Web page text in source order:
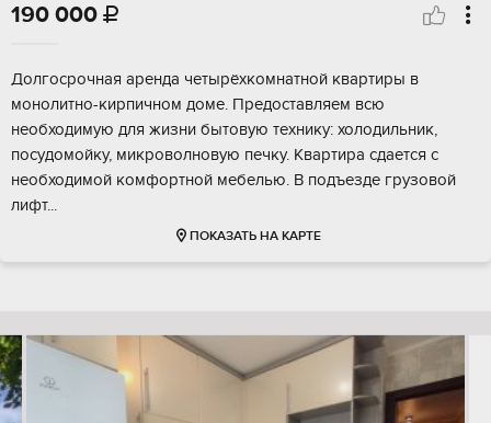
190 000 
Долгосрочная аренда четырёхкомнатной квартиры в
монолитно-кирпичном доме. Предоставляем всю
необходимую для жизни бытовую технику: холодильник,
посудомойку, микроволновую печку. Квартира сдается с
необходимой комфортной мебелью. В подъезде грузовой
лифт...
ПОКАЗАТЬ НА КАРТЕ